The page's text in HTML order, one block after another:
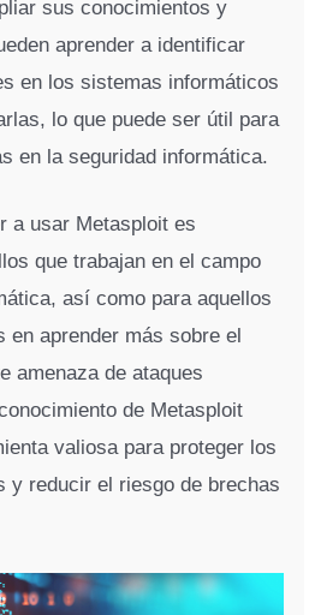
sus conocimientos y
aprender a identificar
en los sistemas informáticos
lo que puede ser útil para
en la seguridad informática.
a usar Metasploit es
que trabajan en el campo
así como para aquellos
en aprender más sobre el
amenaza de ataques
de Metasploit
valiosa para proteger los
y reducir el riesgo de brechas